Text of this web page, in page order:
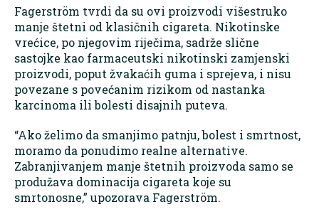
Fagerström tvrdi da su ovi proizvodi višestruko
manje štetni od klasičnih cigareta. Nikotinske
vrećice, po njegovim riječima, sadrže slične
sastojke kao farmaceutski nikotinski zamjenski
proizvodi, poput žvakaćih guma i sprejeva, i nisu
povezane s povećanim rizikom od nastanka
karcinoma ili bolesti disajnih puteva.
“Ako želimo da smanjimo patnju, bolest i smrtnost,
moramo da ponudimo realne alternative.
Zabranjivanjem manje štetnih proizvoda samo se
produžava dominacija cigareta koje su
smrtonosne,” upozorava Fagerström.